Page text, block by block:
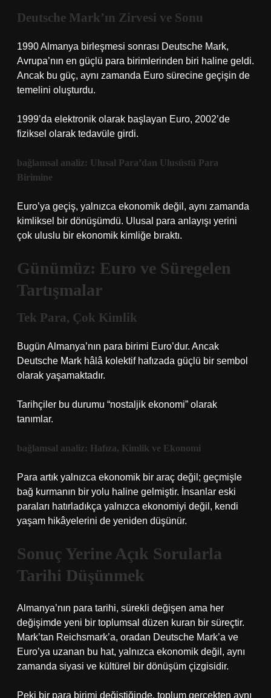
Deutsche Mark’ın Zirvesi ve Sonu
1990 Almanya birleşmesi sonrası Deutsche Mark,
Avrupa’nın en güçlü para birimlerinden biri haline geldi.
Ancak bu güç, aynı zamanda Euro sürecine geçişin de
temelini oluşturdu.
1999’da elektronik olarak başlayan Euro, 2002’de
fiziksel olarak tedavüle girdi.
bağlamsal analiz: Ulusal Para’dan Ulusüstü Para
Birimine
Euro’ya geçiş, yalnızca ekonomik değil, aynı zamanda
kimliksel bir dönüşümdü. Ulusal para anlayışı yerini
çok uluslu bir ekonomik kimliğe bıraktı.
Günümüz: Euro ve Süregelen
Tartışmalar
Tek Para, Çok Kimlik
Bugün Almanya’nın para birimi Euro’dur. Ancak
Deutsche Mark hâlâ kolektif hafızada güçlü bir sembol
olarak yaşamaktadır.
Tarihçiler bu durumu “nostaljik ekonomi” olarak
tanımlar.
bağlamsal analiz: Hafıza, Kimlik ve Ekonomi
Para artık yalnızca ekonomik bir araç değil; geçmişle
bağ kurmanın bir yolu haline gelmiştir. İnsanlar eski
paraları hatırladıkça yalnızca ekonomiyi değil, kendi
yaşam hikâyelerini de yeniden düşünür.
Sonuç Yerine Açık Sorularla
Tarihi Düşünmek
Almanya’nın para tarihi, sürekli değişen ama her
değişimde yeni bir toplumsal düzen kuran bir süreçtir.
Mark’tan Reichsmark’a, oradan Deutsche Mark’a ve
Euro’ya uzanan bu hat, yalnızca ekonomik değil, aynı
zamanda siyasi ve kültürel bir dönüşüm çizgisidir.
Peki bir para birimi değiştiğinde, toplum gerçekten aynı